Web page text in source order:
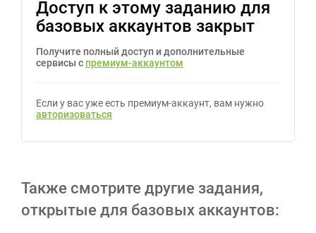
Доступ к этому заданию для
базовых аккаунтов закрыт
Получите полный доступ и дополнительные
сервисы с премиум-аккаунтом
Если у вас уже есть премиум-аккаунт, вам нужно
авторизоваться
Также смотрите другие задания,
открытые для базовых аккаунтов: